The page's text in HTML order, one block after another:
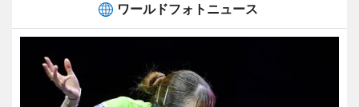
ワールドフォトニュース